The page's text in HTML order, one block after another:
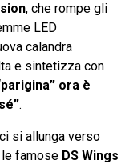
, che rompe gli
LED
calandra
e sintetizza con
ora è
.
si allunga verso
le famose DS Wings